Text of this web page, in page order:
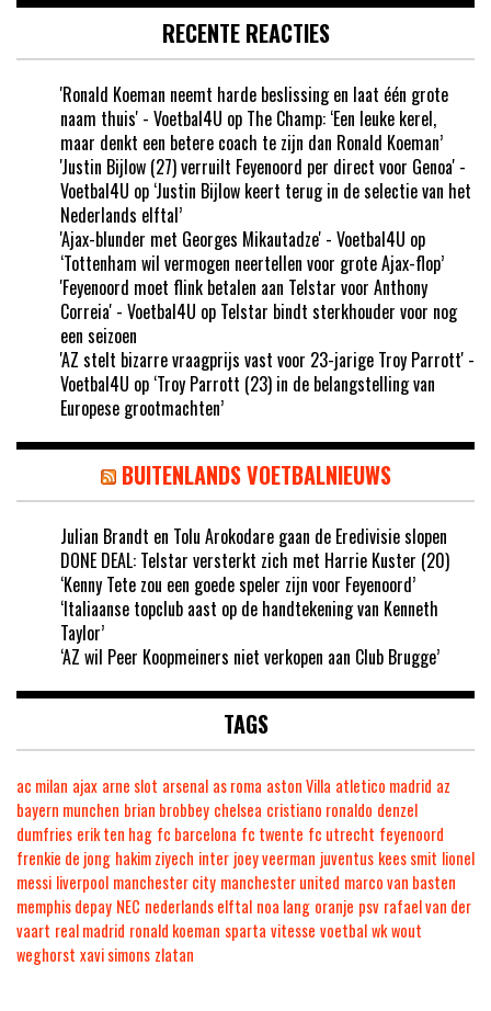
RECENTE REACTIES
'Ronald Koeman neemt harde beslissing en laat één grote
naam thuis' - Voetbal4U op The Champ: ‘Een leuke kerel,
maar denkt een betere coach te zijn dan Ronald Koeman’
'Justin Bijlow (27) verruilt Feyenoord per direct voor Genoa' -
Voetbal4U op ‘Justin Bijlow keert terug in de selectie van het
Nederlands elftal’
'Ajax-blunder met Georges Mikautadze' - Voetbal4U op
‘Tottenham wil vermogen neertellen voor grote Ajax-flop’
'Feyenoord moet flink betalen aan Telstar voor Anthony
Correia' - Voetbal4U op Telstar bindt sterkhouder voor nog
een seizoen
'AZ stelt bizarre vraagprijs vast voor 23-jarige Troy Parrott' -
Voetbal4U op ‘Troy Parrott (23) in de belangstelling van
Europese grootmachten’
BUITENLANDS VOETBALNIEUWS
Julian Brandt en Tolu Arokodare gaan de Eredivisie slopen
DONE DEAL: Telstar versterkt zich met Harrie Kuster (20)
‘Kenny Tete zou een goede speler zijn voor Feyenoord’
‘Italiaanse topclub aast op de handtekening van Kenneth
Taylor’
‘AZ wil Peer Koopmeiners niet verkopen aan Club Brugge’
TAGS
ac milan ajax arne slot arsenal as roma aston Villa atletico madrid az
bayern munchen brian brobbey chelsea cristiano ronaldo denzel
dumfries erik ten hag fc barcelona fc twente fc utrecht feyenoord
frenkie de jong hakim ziyech inter joey veerman juventus kees smit lionel
messi liverpool manchester city manchester united marco van basten
memphis depay NEC nederlands elftal noa lang oranje psv rafael van der
vaart real madrid ronald koeman sparta vitesse voetbalwkwout
weghorst xavi simons zlatan